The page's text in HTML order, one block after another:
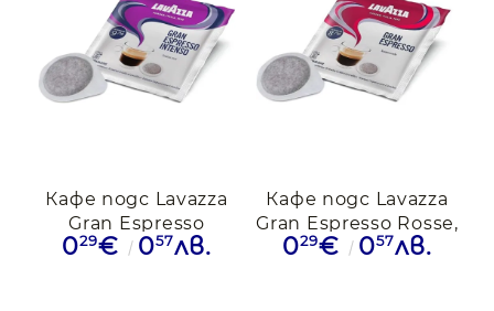
Кафе подс Lavazza
Gran Espresso
Intenso Viola, 1бр.
029€ 057лв.
Кафе подс Lavazza
Gran Espresso Rosse,
1бр.
029€ 057лв.